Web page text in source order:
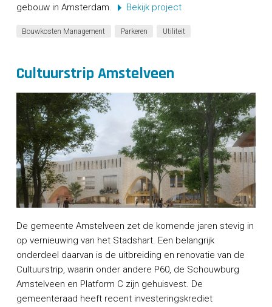
gebouw in Amsterdam.
Bekijk project
Bouwkosten Management Parkeren Utiliteit
Cultuurstrip Amstelveen
De gemeente Amstelveen zet de komende jaren stevig in
op vernieuwing van het Stadshart. Een belangrijk
onderdeel daarvan is de uitbreiding en renovatie van de
Cultuurstrip, waarin onder andere P60, de Schouwburg
Amstelveen en Platform C zijn gehuisvest. De
gemeenteraad heeft recent investeringskrediet